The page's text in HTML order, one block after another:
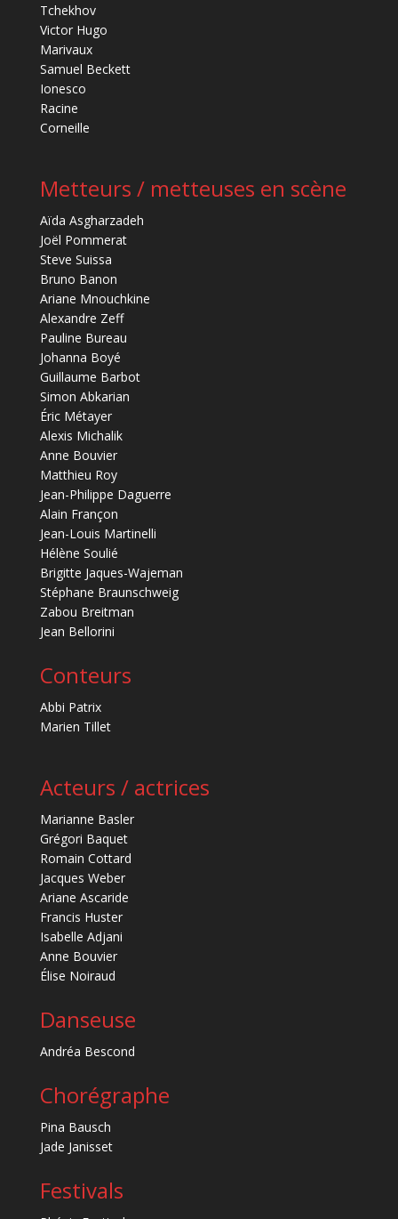
Tchekhov
Victor Hugo
Marivaux
Samuel Beckett
Ionesco
Racine
Corneille
Metteurs / metteuses en scène
Aïda Asgharzadeh
Joël Pommerat
Steve Suissa
Bruno Banon
Ariane Mnouchkine
Alexandre Zeff
Pauline Bureau
Johanna Boyé
Guillaume Barbot
Simon Abkarian
Éric Métayer
Alexis Michalik
Anne Bouvier
Matthieu Roy
Jean-Philippe Daguerre
Alain Françon
Jean-Louis Martinelli
Hélène Soulié
Brigitte Jaques-Wajeman
Stéphane Braunschweig
Zabou Breitman
Jean Bellorini
Conteurs
Abbi Patrix
Marien Tillet
Acteurs / actrices
Marianne Basler
Grégori Baquet
Romain Cottard
Jacques Weber
Ariane Ascaride
Francis Huster
Isabelle Adjani
Anne Bouvier
Élise Noiraud
Danseuse
Andréa Bescond
Chorégraphe
Pina Bausch
Jade Janisset
Festivals